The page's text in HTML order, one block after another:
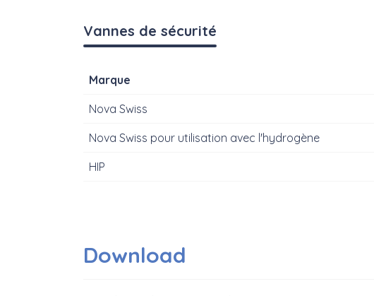
Vannes de sécurité
Marque
Nova Swiss
Nova Swiss pour utilisation avec l'hydrogène
HIP
Download